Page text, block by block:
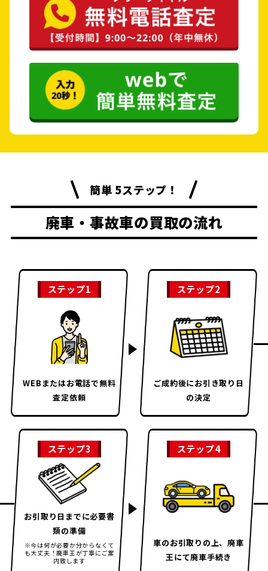
簡単 5ステップ！
廃車・事故車の買取の流れ
ステップ1
WEBまたはお電話で無料
査定依頼
ステップ2
ご成約後にお引き取り日
の決定
ステップ3
お引取り日までに必要書
類の準備
※今は何が必要か分からなくて
も大丈夫！廃車王が丁寧にご案
内致します
ステップ4
車のお引取りの上、廃車
王にて廃車手続き